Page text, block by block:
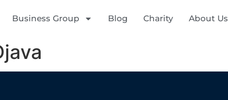
Business Group Blog Charity About Us